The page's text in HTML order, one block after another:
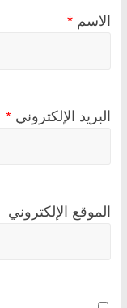
الاسم *
البريد الإلكتروني *
الموقع الإلكتروني